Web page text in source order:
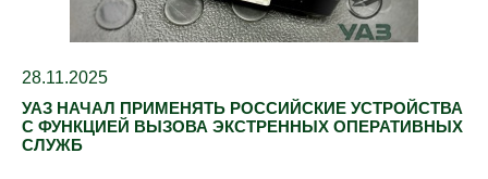
28.11.2025
УАЗ НАЧАЛ ПРИМЕНЯТЬ РОССИЙСКИЕ УСТРОЙСТВА
С ФУНКЦИЕЙ ВЫЗОВА ЭКСТРЕННЫХ ОПЕРАТИВНЫХ
СЛУЖБ